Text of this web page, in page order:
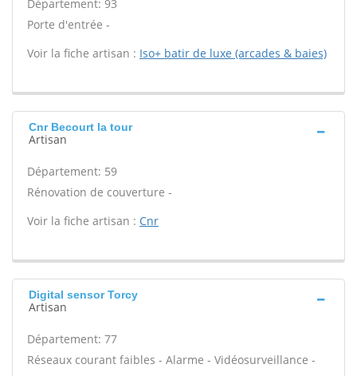
Département: 93
Porte d'entrée -
Voir la fiche artisan : Iso+ batir de luxe (arcades & baies)
Cnr Becourt la tour
Artisan
Département: 59
Rénovation de couverture -
Voir la fiche artisan : Cnr
Digital sensor Torcy
Artisan
Département: 77
Réseaux courant faibles - Alarme - Vidéosurveillance -